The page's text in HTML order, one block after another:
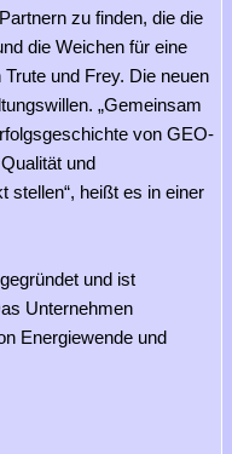
zu finden, die die
die Weichen für eine
und Frey. Die neuen
„Gemeinsam
von GEO-
und
stellen“, heißt es in einer
und ist
Unternehmen
Energiewende und